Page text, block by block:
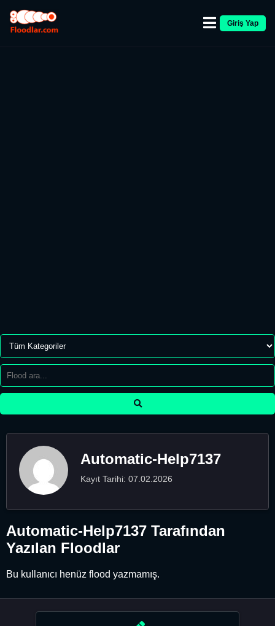
Giriş Yap
Automatic-Help7137
Kayıt Tarihi: 07.02.2026
Automatic-Help7137 Tarafından
Yazılan Floodlar
Bu kullanıcı henüz flood yazmamış.